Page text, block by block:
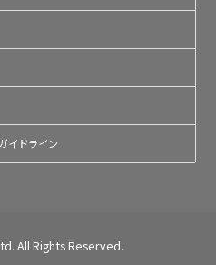
イドライン
All Rights Reserved.